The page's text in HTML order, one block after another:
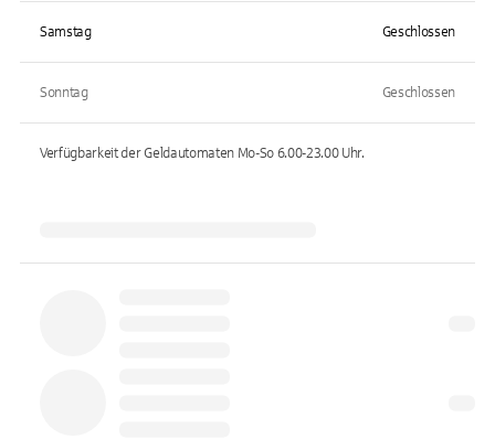
Samstag Geschlossen
Sonntag Geschlossen
Verfügbarkeit der Geldautomaten Mo-So 6.00-23.00Uhr.